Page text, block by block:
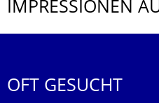
IMPRESSIONEN
OFT GESUCHT